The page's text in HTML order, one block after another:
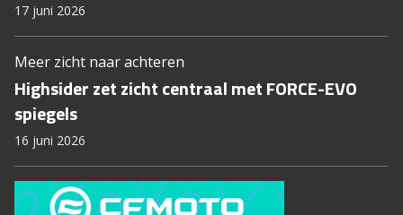
17 juni 2026
Meer zicht naar achteren
Highsider zet zicht centraal met FORCE-EVO
spiegels
16 juni 2026